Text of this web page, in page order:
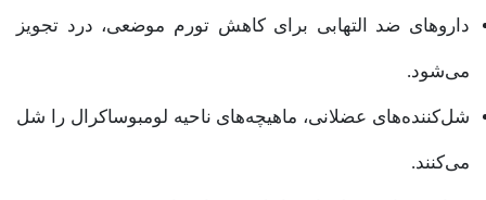
دارو‌های ضد التهابی برای کاهش تورم موضعی، درد تجویز
می‌شود.
شل‌کننده‌های عضلانی، ماهیچه‌های ناحیه لومبوساکرال را شل
می‌کنند.